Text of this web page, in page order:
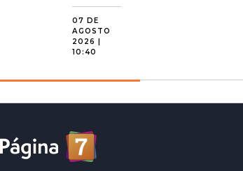
07 DE
AGOSTO
2026 |
10:40